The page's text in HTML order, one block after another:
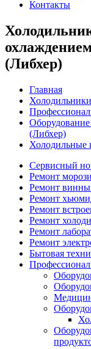
Контакты
(Либхер)
Главная
Холодильники
(Либхер)
Сервисный
Ремонт
Ремонт
Ремонт
Ремонт
Ремонт
Ремонт
Ремонт
Бытовая